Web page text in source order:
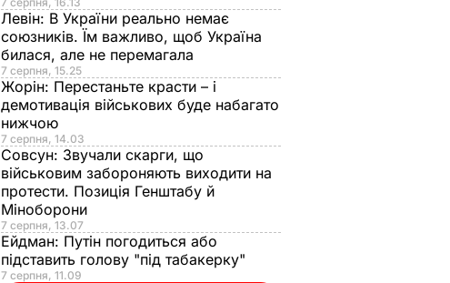
Левін: В України реально немає
союзників. Їм важливо, щоб Україна
билася, але не перемагала
7 серпня, 15.25
Жорін: Перестаньте красти – і
демотивація військових буде набагато
нижчою
7 серпня, 14.03
Совсун: Звучали скарги, що
військовим забороняють виходити на
протести. Позиція Генштабу й
Міноборони
7 серпня, 13.07
Ейдман: Путін погодиться або
підставить голову "під табакерку"
7 серпня, 11.09